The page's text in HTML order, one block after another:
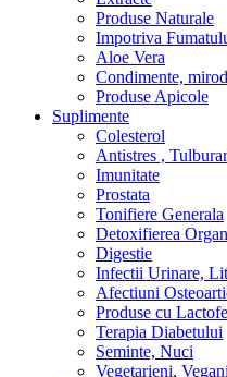
Produse Naturale
Impotriva
Aloe Vera
Condimente,
Produse Apicole
Suplimente
Colesterol
Antistres ,
Imunitate
Prostata
Tonifiere Generala
Detoxifierea
Digestie
Infectii Urinare,
Afectiuni
Produse cu
Terapia Diabetului
Seminte, Nuci
Vegetarieni, Vegani